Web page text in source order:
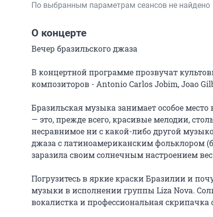
По выбранным параметрам сеансов не найдено
О концерте
Вечер бразильского джаза
В концертной программе прозвучат
композиторов - Antonio Carlos Jobim, Joao
Бразильская музыка занимает особое
— это, прежде всего, красивые мелодии,
несравнимое ни с какой-либо другой
джаза с латиноамериканским фольклором
заразила своим солнечным настроением
Погрузитесь в яркие краски Бразилии и
музыки в исполнении группы Liza Nova.
вокалистка и профессиональная